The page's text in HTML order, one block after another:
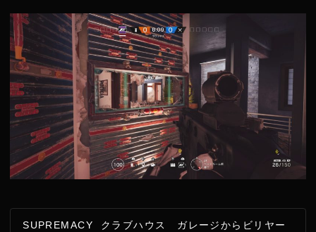
SUPREMACY クラブハウス ガレージからビリヤー